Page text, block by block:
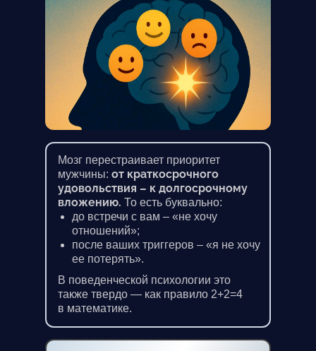
Мозг перестраивает приоритет
мужчины: от краткосрочного
удовольствия – к долгосрочному
вложению. То есть буквально:
до встречи с вам – «не хочу
отношений»;
после ваших триггеров – «я не хочу
ее потерять».
В поведенческой психологии это
также твердо — как правило 2+2=4
в математике.